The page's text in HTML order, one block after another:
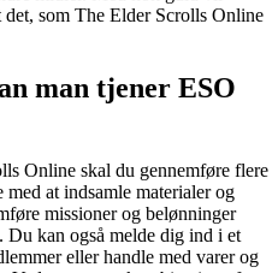
som The Elder Scrolls Online
man tjener ESO
Online skal du gennemføre flere
at indsamle materialer og
missioner og belønninger
Du kan også melde dig ind i et
eller handle med varer og